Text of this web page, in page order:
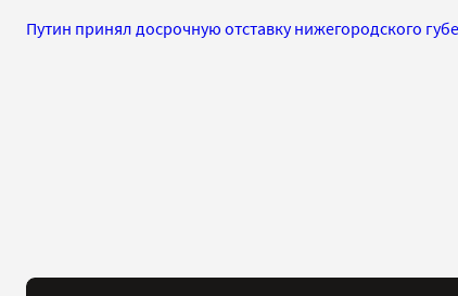
Путин принял досрочную отставку нижегородского